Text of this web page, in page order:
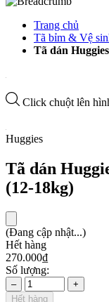
Trang chủ
Tã bỉm & Vệ
Tã dán
Click chuột lên
Huggies
Tã dán
(12-18kg)
(Đang cập nhật...)
Hết hàng
270.000₫
Số lượng:
–
+
Hết hàng